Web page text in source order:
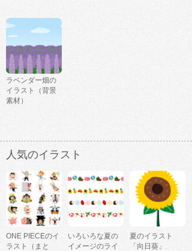
ラベンダー畑の
イラスト（背景
素材）
人気のイラスト
ONE PIECEのイ
ラスト（まと
いろいろな夏の
イメージのライ
夏のイラスト
「向日葵」